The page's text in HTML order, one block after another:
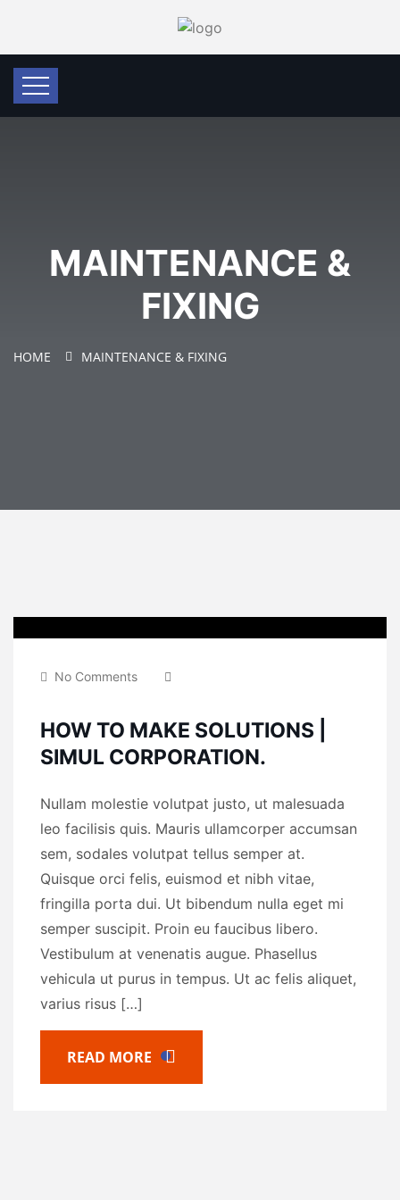
MAINTENANCE &
FIXING
HOME MAINTENANCE & FIXING
No Comments
HOW TO MAKE SOLUTIONS |
SIMUL CORPORATION.
Nullam molestie volutpat justo, ut malesuada
leo facilisis quis. Mauris ullamcorper accumsan
sem, sodales volutpat tellus semper at.
Quisque orci felis, euismod et nibh vitae,
fringilla porta dui. Ut bibendum nulla eget mi
semper suscipit. Proin eu faucibus libero.
Vestibulum at venenatis augue. Phasellus
vehicula ut purus in tempus. Ut ac felis aliquet,
varius risus […]
READ MORE